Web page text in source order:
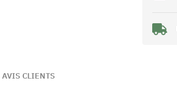
AVIS CLIENTS